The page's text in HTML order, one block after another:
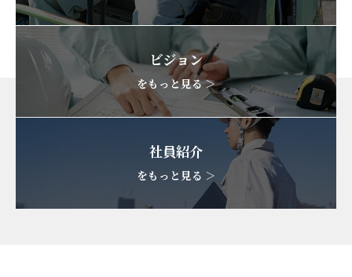
ビジョン
をもっと見る ＞
社員紹介
をもっと見る ＞